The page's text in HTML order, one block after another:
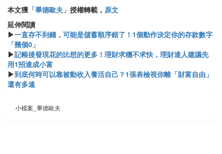
本文獲 「畢德歐夫」 授權轉載， 原文
延伸閱讀
▶一直存不到錢，可能是儲蓄順序錯了！1個動作決定你的存款數字
「幾個0」
▶記帳後發現花的比想的更多！理財求穩不求快，理財達人建議先
用1招達成小富
▶到底何時可以靠被動收入養活自己？1張表檢視你離「財富自由」
還有多遠
小檔案_畢德歐夫